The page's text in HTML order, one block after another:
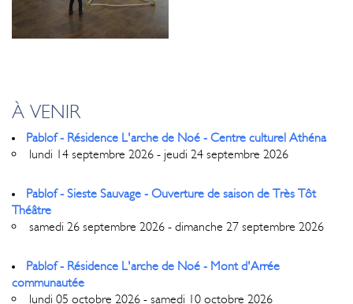
À VENIR
Pablof - Résidence L'arche de Noé - Centre culturel Athéna
lundi 14 septembre 2026 - jeudi 24 septembre 2026
Pablof - Sieste Sauvage - Ouverture de saison de Très Tôt
Théâtre
samedi 26 septembre 2026 - dimanche 27 septembre 2026
Pablof - Résidence L'arche de Noé - Mont d'Arrée
communautée
lundi 05 octobre 2026 - samedi 10 octobre 2026